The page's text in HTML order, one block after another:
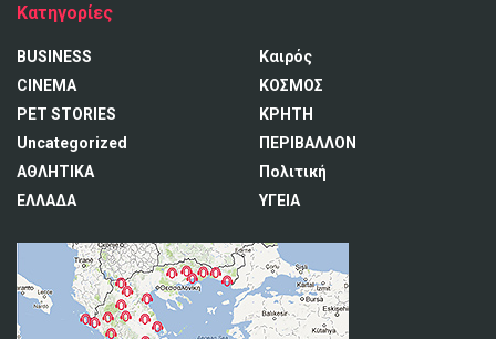
Κατηγορίες
BUSINESS
CINEMA
PET STORIES
Uncategorized
ΑΘΛΗΤΙΚΑ
ΕΛΛΑΔΑ
Καιρός
ΚΟΣΜΟΣ
ΚΡΗΤΗ
ΠΕΡΙΒΑΛΛΟΝ
Πολιτική
ΥΓΕΙΑ